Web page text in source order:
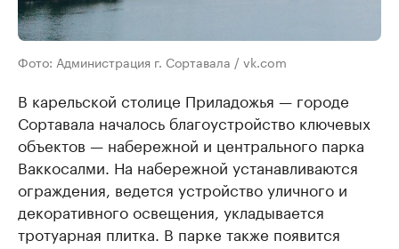
Фото: Администрация г. Сортавала / vk.com
В карельской столице Приладожья — городе
Сортавала началось благоустройство ключевых
объектов — набережной и центрального парка
Ваккосалми. На набережной устанавливаются
ограждения, ведется устройство уличного и
декоративного освещения, укладывается
тротуарная плитка. В парке также появится